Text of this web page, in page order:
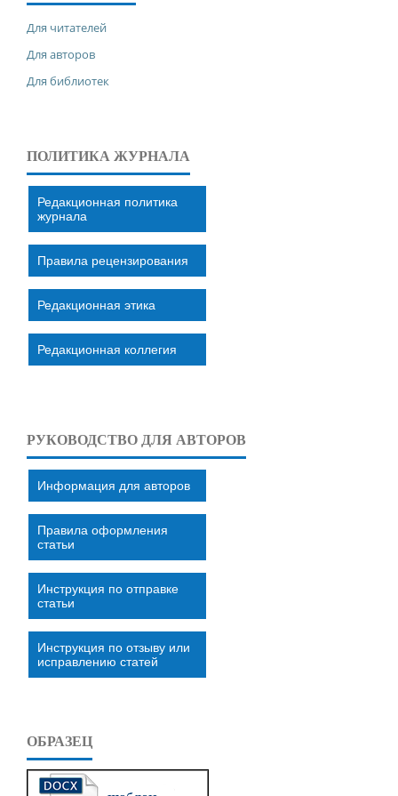
Для читателей
Для авторов
Для библиотек
ПОЛИТИКА ЖУРНАЛА
Редакционная политика
журнала
Правила рецензирования
Редакционная этика
Редакционная коллегия
РУКОВОДСТВО ДЛЯ АВТОРОВ
Информация для авторов
Правила оформления
статьи
Инструкция по отправке
статьи
Инструкция по отзыву или
исправлению статей
ОБРАЗЕЦ